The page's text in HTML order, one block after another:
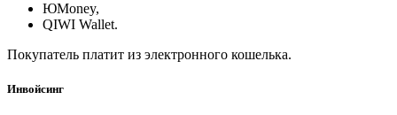
ЮMoney,
QIWI Wallet.
Покупатель платит из электронного кошелька.
Инвойсинг